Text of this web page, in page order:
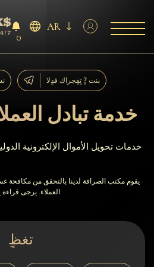
0
AR
خدمة تبادل
بنت ?ٍ تٍفٍجراك فدٍلا
يقوم مكتب الصرافة لدينا بالتحقق من مكافحة
العملاء. يرجى قراءة
تغظٍ